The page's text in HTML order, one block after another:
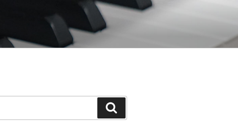
てゆく「御木本メソッド」の公式ウェ
索